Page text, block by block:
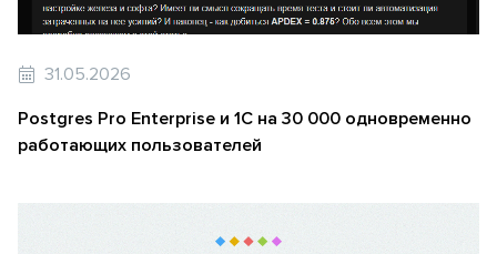
31.05.2026
Postgres Pro Enterprise и 1С на 30 000 одновременно
работающих пользователей